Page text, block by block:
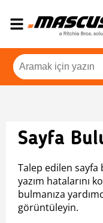
Sayfa
Talep edilen sayfa
yazım hatalarını
bulmanıza
görüntüleyin.